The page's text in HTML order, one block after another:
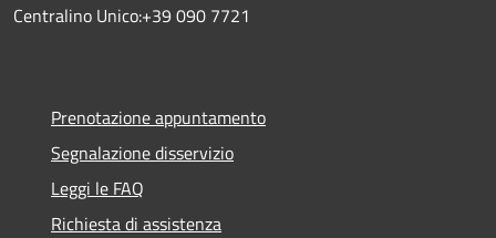
Centralino Unico:+39 090 7721
Prenotazione appuntamento
Segnalazione disservizio
Leggi le FAQ
Richiesta di assistenza